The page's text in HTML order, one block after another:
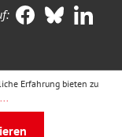
Erfahrung bieten zu